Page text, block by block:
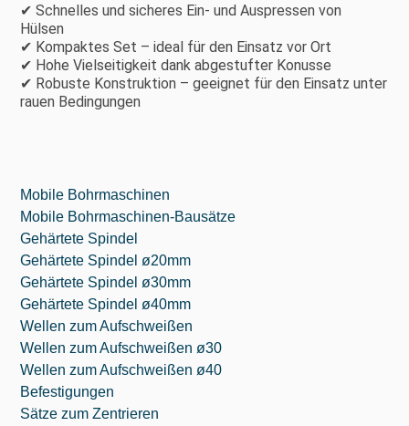
✔ Schnelles und sicheres Ein- und Auspressen von
Hülsen
✔ Kompaktes Set – ideal für den Einsatz vor Ort
✔ Hohe Vielseitigkeit dank abgestufter Konusse
✔ Robuste Konstruktion – geeignet für den Einsatz unter
rauen Bedingungen
Mobile Bohrmaschinen
Mobile Bohrmaschinen-Bausätze
Gehärtete Spindel
Gehärtete Spindel ø20mm
Gehärtete Spindel ø30mm
Gehärtete Spindel ø40mm
Wellen zum Aufschweißen
Wellen zum Aufschweißen ø30
Wellen zum Aufschweißen ø40
Befestigungen
Sätze zum Zentrieren